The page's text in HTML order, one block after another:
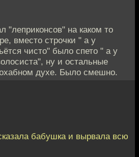
"леприконсов" на каком то
вместо строчки " а у
чисто" было спето " а у
ну и остальные
духе. Было смешно.
бабушка и вырвала всю